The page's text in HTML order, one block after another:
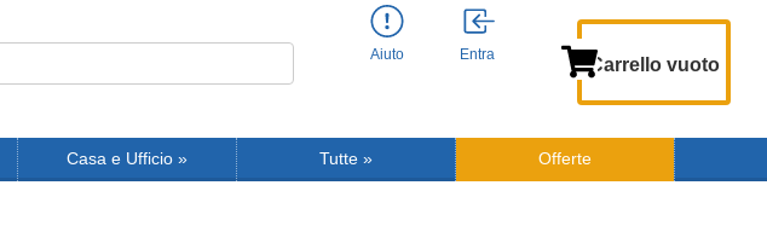
Aiuto Entra Carrello vuoto
Casa e Ufficio » Tutte » Offerte